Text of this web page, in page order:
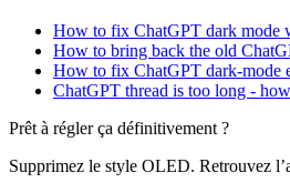
How to fix ChatGPT dark mode
How to bring back the old
How to fix ChatGPT dark-mode
ChatGPT thread is too long -
Prêt à régler ça définitivement ?
Supprimez le style OLED. Retrouvez